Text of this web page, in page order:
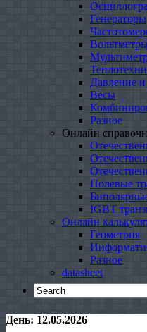
Генераторы
Давление и
Весы
Разное
Онлайн
Полевые
IGBT
Онлайн
Геометрия
Разное
datasheet
Search
for:
День: 12.05.2026